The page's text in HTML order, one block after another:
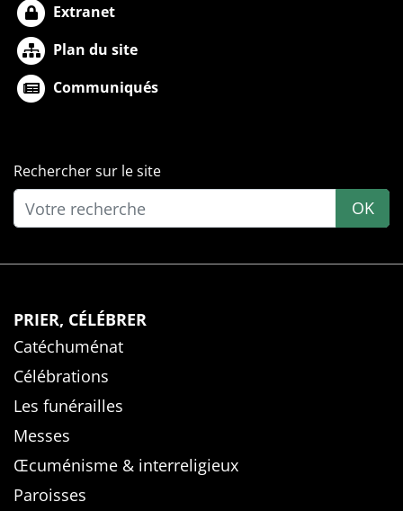
Extranet
Plan du site
Communiqués
Rechercher sur le site
OK
PRIER, CÉLÉBRER
Catéchuménat
Célébrations
Les funérailles
Messes
Œcuménisme & interreligieux
Paroisses